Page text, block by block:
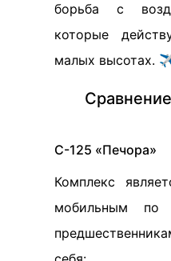
борьба с
которые
малых высотах.
С-125 «Печора»
Комплекс
мобильным по